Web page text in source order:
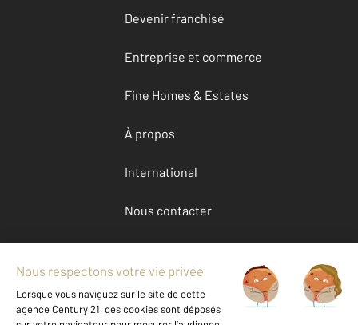
Devenir franchisé
Entreprise et commerce
Fine Homes & Estates
À propos
International
Nous contacter
Mentions légales & CGU et Barèmes d'honoraires
Données personnelles